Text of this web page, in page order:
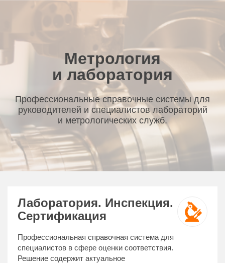
Метрология
и лаборатория
Профессиональные справочные системы для
руководителей и специалистов лабораторий
и метрологических служб.
Лаборатория. Инспекция.
Сертификация
Профессиональная справочная система для
специалистов в сфере оценки соответствия.
Решение содержит актуальное